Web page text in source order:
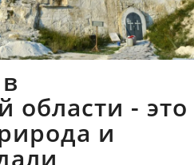
области - это
и